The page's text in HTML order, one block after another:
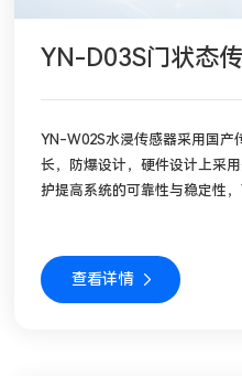
YN-D03S门状态
YN-W02S水浸传感器采用国产
长，防爆设计，硬件设计上采
护提高系统的可靠性与稳定性
场发现与自组网，并且内置南
统一安全传输协议上报到智能
查看详情